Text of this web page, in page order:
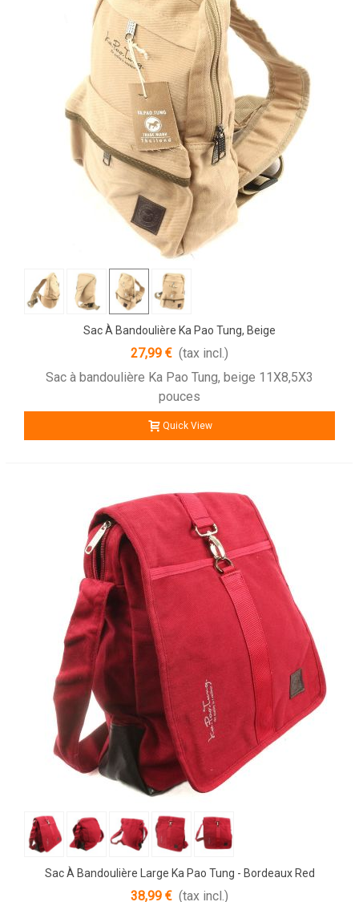
Sac À Bandoulière Ka Pao Tung, Beige
27,99 € (tax incl.)
Sac à bandoulière Ka Pao Tung, beige 11X8,5X3
pouces
Quick View
Sac À Bandoulière Large Ka Pao Tung - Bordeaux Red
38,99 € (tax incl.)